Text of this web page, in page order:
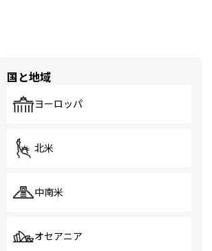
国と地域
ヨーロッパ
北米
中南米
オセアニア